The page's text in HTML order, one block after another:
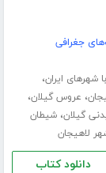
جغرافی
شهرهای ایران،
، عروس گیلان،
گیلان،شیطان
لاهیجان
دانلود کتاب